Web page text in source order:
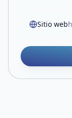
Sitio web